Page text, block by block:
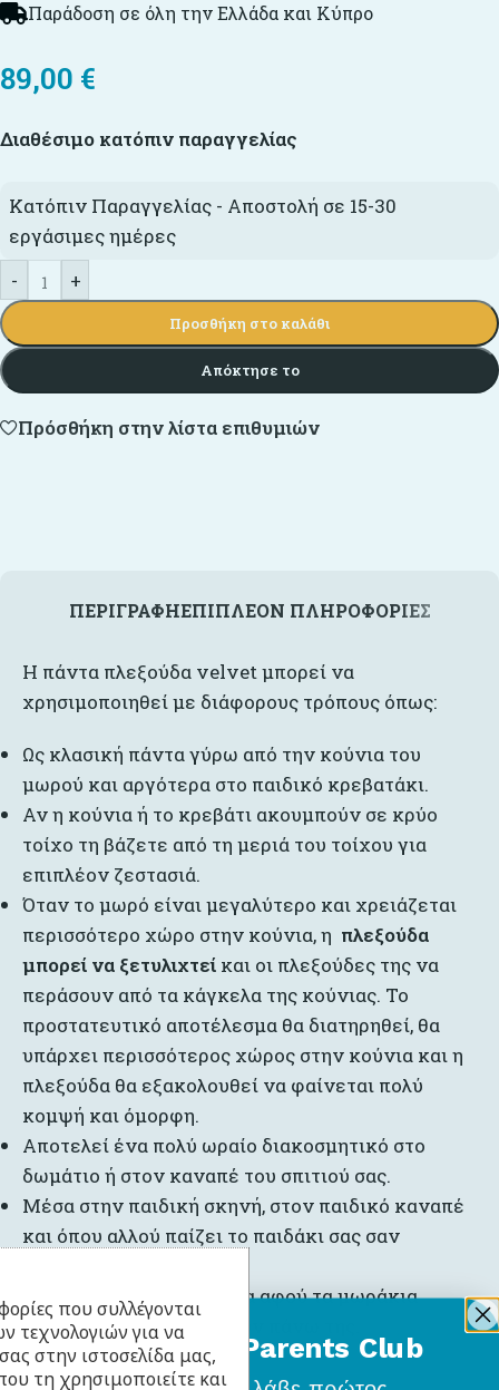
Παράδοση σε όλη την Ελλάδα και Κύπρο
89,00 €
Διαθέσιμο κατόπιν παραγγελίας
Κατόπιν Παραγγελίας - Αποστολή σε 15-30
εργάσιμες ημέρες
-
+
Προσθήκη στο καλάθι
Απόκτησε το
Πρόσθήκη στην λίστα επιθυμιών
ΠΕΡΙΓΡΑΦΉΕΠΙΠΛΈΟΝ ΠΛΗΡΟΦΟΡΊΕΣ
Η πάντα πλεξούδα velvet μπορεί να
χρησιμοποιηθεί με διάφορους τρόπους όπως:
Ως κλασική πάντα γύρω από την κούνια του
μωρού και αργότερα στο παιδικό κρεβατάκι.
Αν η κούνια ή το κρεβάτι ακουμπούν σε κρύο
τοίχο τη βάζετε από τη μεριά του τοίχου για
επιπλέον ζεστασιά.
Όταν το μωρό είναι μεγαλύτερο και χρειάζεται
περισσότερο χώρο στην κούνια, η πλεξούδα
μπορεί να ξετυλιχτεί και οι πλεξούδες της να
περάσουν από τα κάγκελα της κούνιας. Το
προστατευτικό αποτέλεσμα θα διατηρηθεί, θα
υπάρχει περισσότερος χώρος στην κούνια και η
πλεξούδα θα εξακολουθεί να φαίνεται πολύ
κομψή και όμορφη.
Αποτελεί ένα πολύ ωραίο διακοσμητικό στο
δωμάτιο ή στον καναπέ του σπιτιού σας.
Μέσα στην παιδική σκηνή, στον παιδικό καναπέ
και όπου αλλού παίζει το παιδάκι σας σαν
Σαν παιχνίδι στο πάτωμα αφού τα μωράκια
λατρεύουν να ανεβαίνουν πάνω της.
που συλλέγονται
τεχνολογιών για να
στην ιστοσελίδα μας,
τη χρησιμοποιείτε και
BabyLlama Parents Club